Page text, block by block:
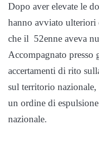
Dopo aver elevate le
hanno avviato ulteriori
che il 52enne aveva
Accompagnato
accertamenti di rito
sul territorio nazionale,
un ordine di
nazionale.